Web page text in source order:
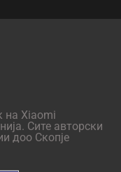
на Xiaomi
Сите авторски
доо Скопје